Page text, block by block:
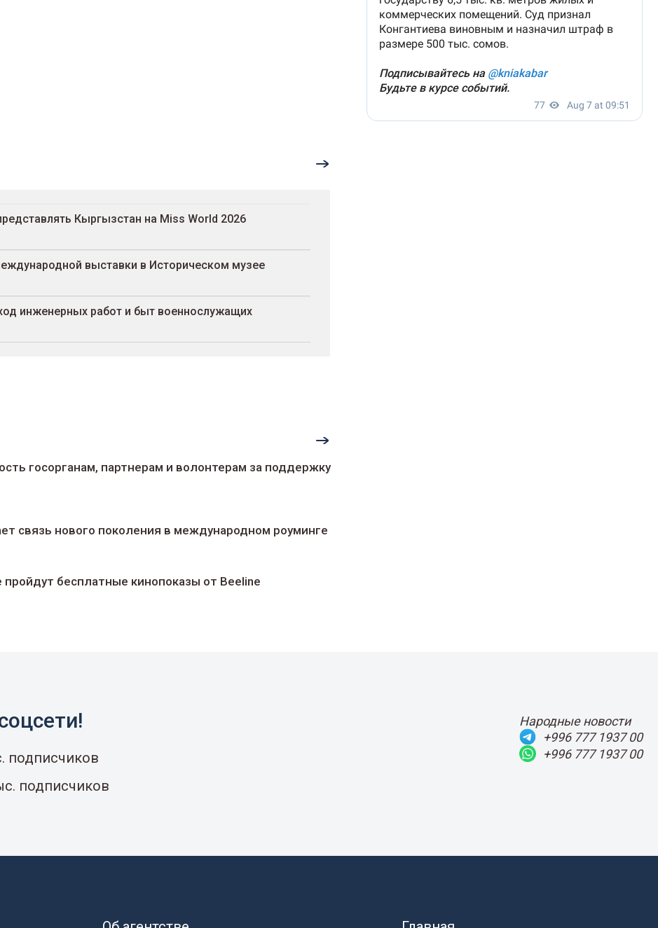
Кыргызстан на Miss World 2026
выставки в Историческом музее
инженерных работ и быт военнослужащих
госорганам, партнерам и волонтерам за поддержку
связь нового поколения в международном роуминге
беcплатные кинопоказы от Beeline
подписчиков
подписчиков
Народные новости
+996 777 1937 00
+996 777 1937 00